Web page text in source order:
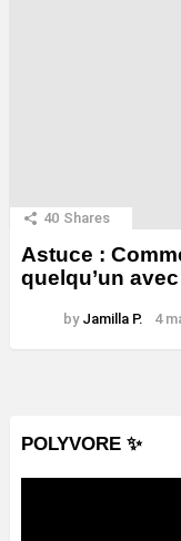
40 Shares
Astuce :
quelqu’un
by Jamilla P. 4
POLYVORE ✨